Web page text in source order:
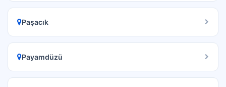
Paşacık
Payamdüzü